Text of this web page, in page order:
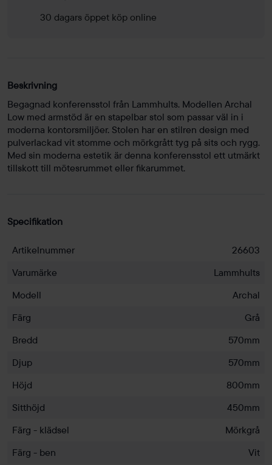
30 dagars öppet köp online
Beskrivning
Begagnad konferensstol från Lammhults. Modellen Archal
Low med armstöd är en stapelbar stol som passar väl in i
moderna kontorsmiljöer. Stolen har en stilren design med
pulverlackad vit stomme och mörkgrått tyg på sits och rygg.
Med sin moderna estetik är denna konferensstol ett utmärkt
tillskott till mötesrummet eller fikarummet.
Specifikation
Artikelnummer
26603
Varumärke
Lammhults
Modell
Archal
Färg
Grå
Bredd
570mm
Djup
570mm
Höjd
800mm
Sitthöjd
450mm
Färg - klädsel
Mörkgrå
Färg - ben
Vit